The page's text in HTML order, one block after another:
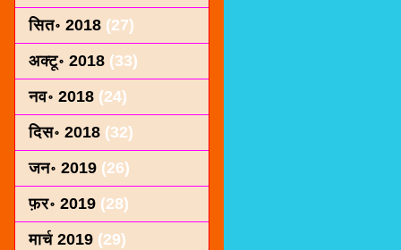
सित॰ 2018 (27)
अक्टू॰ 2018 (33)
नव॰ 2018 (24)
दिस॰ 2018 (32)
जन॰ 2019 (26)
फ़र॰ 2019 (28)
मार्च 2019 (29)